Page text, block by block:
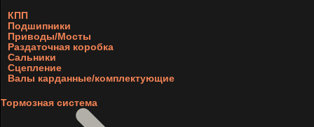
КПП
Подшипники
Приводы/Мосты
Раздаточная коробка
Сальники
Сцепление
Валы карданные/комплектующие
Тормозная система